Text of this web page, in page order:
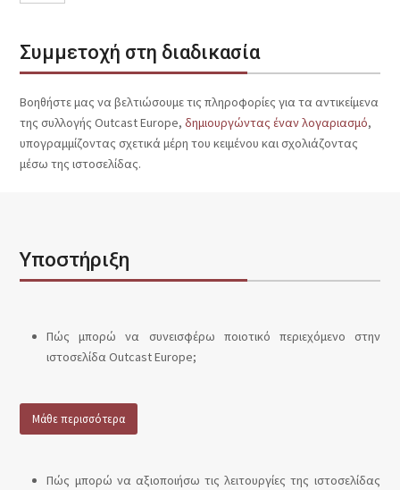
Συμμετοχή στη διαδικασία
Βοηθήστε μας να βελτιώσουμε τις πληροφορίες για τα αντικείμενα
της συλλογής Outcast Europe, δημιουργώντας έναν λογαριασμό,
υπογραμμίζοντας σχετικά μέρη του κειμένου και σχολιάζοντας
μέσω της ιστοσελίδας.
Υποστήριξη
Πώς μπορώ να συνεισφέρω ποιοτικό περιεχόμενο στην
ιστοσελίδα Outcast Europe;
Μάθε περισσότερα
Πώς μπορώ να αξιοποιήσω τις λειτουργίες της ιστοσελίδας